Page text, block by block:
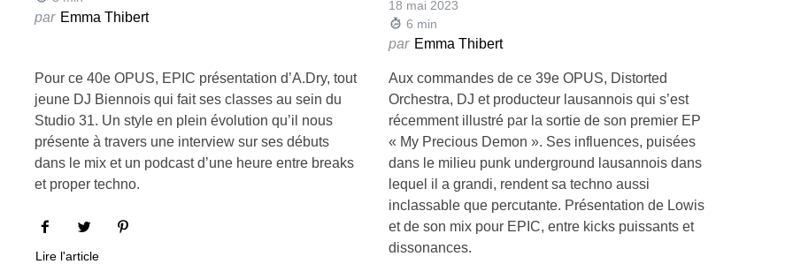
par Emma Thibert
Pour ce 40e OPUS, EPIC présentation d’A.Dry, tout
jeune DJ Biennois qui fait ses classes au sein du
Studio 31. Un style en plein évolution qu’il nous
présente à travers une interview sur ses débuts
dans le mix et un podcast d’une heure entre breaks
et proper techno.
Lire l'article
18 mai 2023
6 min
par Emma Thibert
Aux commandes de ce 39e OPUS, Distorted
Orchestra, DJ et producteur lausannois qui s’est
récemment illustré par la sortie de son premier EP
« My Precious Demon ». Ses influences, puisées
dans le milieu punk underground lausannois dans
lequel il a grandi, rendent sa techno aussi
inclassable que percutante. Présentation de Lowis
et de son mix pour EPIC, entre kicks puissants et
dissonances.